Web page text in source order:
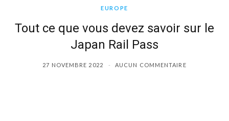
e w t
EUROPE
Tout ce que vous devez savoir sur le
Japan Rail Pass
27 NOVEMBRE 2022 AUCUN COMMENTAIRE